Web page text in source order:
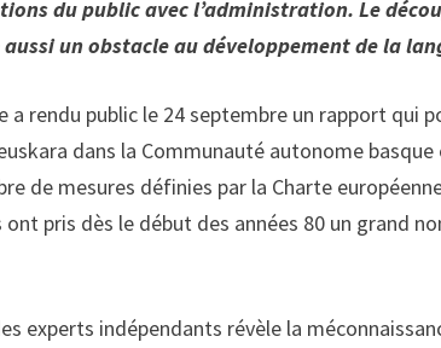
du public avec l’administration. Le
un obstacle au développement de la
a rendu public le 24 septembre un rapport
dans la Communauté autonome
de mesures définies par la Charte
pris dès le début des années 80 un grand
experts indépendants révèle la